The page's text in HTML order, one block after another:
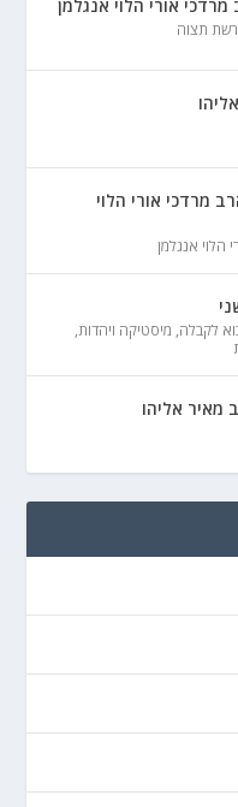
אורי הלוי אנגלמן
תצוה
מרדכי אורי הלוי
הלוי אנגלמן
לקבלה, מיסטיקה ויהדות,
אליהו